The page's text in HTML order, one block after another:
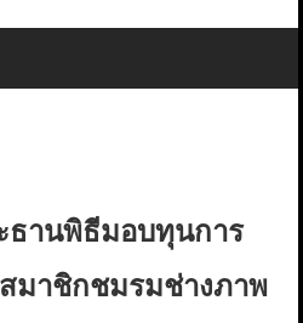
ธานพิธีมอบทุนการ
มาชิกชมรมช่างภาพ